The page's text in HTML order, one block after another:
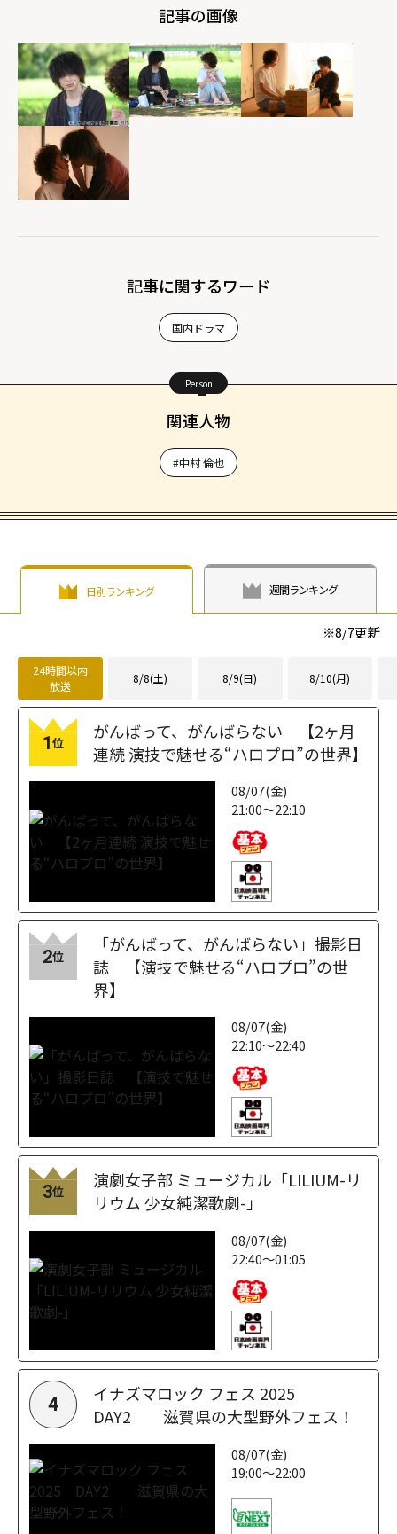
記事の画像
記事に関するワード
国内ドラマ
Person
関連人物
#中村 倫也
日別ランキング 週間ランキング
※8/7更新
24時間以内
放送
8/8(土) 8/9(日) 8/10(月)
1位
がんばって、がんばらない 【2ヶ月
連続 演技で魅せる“ハロプロ”の世界】
08/07(金)
21:00～22:10
2位
「がんばって、がんばらない」撮影日
誌 【演技で魅せる“ハロプロ”の世
界】
08/07(金)
22:10～22:40
3位
演劇女子部 ミュージカル「LILIUM-リ
リウム 少女純潔歌劇-」
08/07(金)
22:40～01:05
4
イナズマロック フェス 2025
DAY2 滋賀県の大型野外フェス！
08/07(金)
19:00～22:00